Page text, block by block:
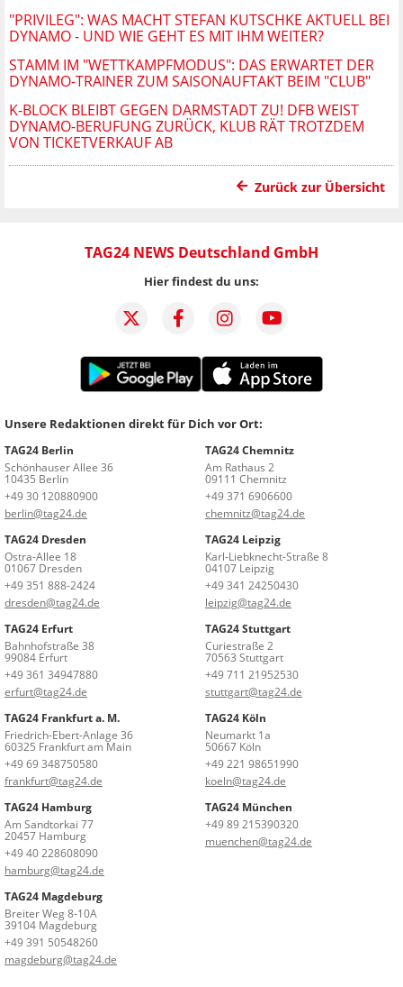
"PRIVILEG": WAS MACHT STEFAN KUTSCHKE AKTUELL BEI
DYNAMO - UND WIE GEHT ES MIT IHM WEITER?
STAMM IM "WETTKAMPFMODUS": DAS ERWARTET DER
DYNAMO-TRAINER ZUM SAISONAUFTAKT BEIM "CLUB"
K-BLOCK BLEIBT GEGEN DARMSTADT ZU! DFB WEIST
DYNAMO-BERUFUNG ZURÜCK, KLUB RÄT TROTZDEM
VON TICKETVERKAUF AB
Zurück zur Übersicht
TAG24 NEWS Deutschland GmbH
Hier findest du uns:
Unsere Redaktionen direkt für Dich vor Ort:
TAG24 Berlin
Schönhauser Allee 36
10435 Berlin
+49 30 120880900
berlin@tag24.de
TAG24 Chemnitz
Am Rathaus 2
09111 Chemnitz
+49 371 6906600
chemnitz@tag24.de
TAG24 Dresden
Ostra-Allee 18
01067 Dresden
+49 351 888-2424
dresden@tag24.de
TAG24 Leipzig
Karl-Liebknecht-Straße 8
04107 Leipzig
+49 341 24250430
leipzig@tag24.de
TAG24 Erfurt
Bahnhofstraße 38
99084 Erfurt
+49 361 34947880
erfurt@tag24.de
TAG24 Stuttgart
Curiestraße 2
70563 Stuttgart
+49 711 21952530
stuttgart@tag24.de
TAG24 Frankfurt a. M.
Friedrich-Ebert-Anlage 36
60325 Frankfurt am Main
+49 69 348750580
frankfurt@tag24.de
TAG24 Köln
Neumarkt 1a
50667 Köln
+49 221 98651990
koeln@tag24.de
TAG24 Hamburg
Am Sandtorkai 77
20457 Hamburg
+49 40 228608090
hamburg@tag24.de
TAG24 München
+49 89 215390320
muenchen@tag24.de
TAG24 Magdeburg
Breiter Weg 8-10A
39104 Magdeburg
+49 391 50548260
magdeburg@tag24.de